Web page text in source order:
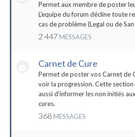
Permet aux membre de poster
L'equipe du forum décline toute
cas de problème (Legal ou de
2 447 MESSAGES
Carnet de Cure
Permet de poster vos Carnet de
voir la progression. Cette
aussi d'informer les non initiés
cures.
368 MESSAGES